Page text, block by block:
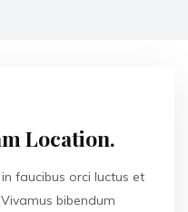
Location.
faucibus orci luctus et
bibendum